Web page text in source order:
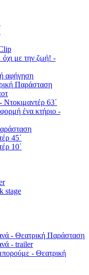
όχι με την ζωή! -
αφήγηση
Παράσταση
Ντοκιμαντέρ 63΄
ένα κτήριο -
45΄
10΄
stage
- Θεατρική Παράσταση
- trailer
- Θεατρική